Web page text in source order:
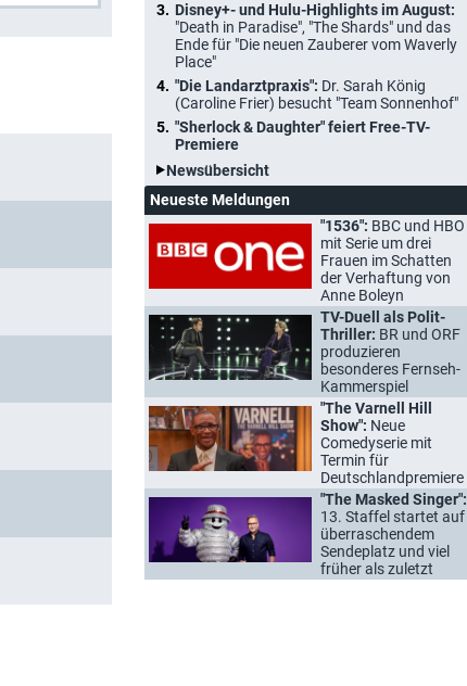
Disney+- und Hulu-Highlights im August:
"Death in Paradise", "The Shards" und das
Ende für "Die neuen Zauberer vom Waverly
Place"
"Die Landarztpraxis": Dr. Sarah König
(Caroline Frier) besucht "Team Sonnenhof"
"Sherlock & Daughter" feiert Free-TV-
Premiere
Newsübersicht
Neueste Meldungen
"1536": BBC und HBO
mit Serie um drei
Frauen im Schatten
der Verhaftung von
Anne Boleyn
TV-Duell als Polit-
Thriller: BR und ORF
produzieren
besonderes Fernseh-
Kammerspiel
"The Varnell Hill
Show": Neue
Comedyserie mit
Termin für
Deutschlandpremiere
"The Masked Singer":
13. Staffel startet auf
überraschendem
Sendeplatz und viel
früher als zuletzt